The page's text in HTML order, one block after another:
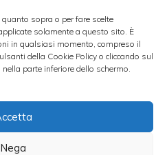
sopra o per fare scelte
solamente a questo sito. È
in qualsiasi momento, compreso il
della Cookie Policy o cliccando sul
parte inferiore dello schermo.
Nega
le famiglie e le
quindi arallentare
economica.
PREZZO PETROLIO
GOLDMAN SACHS